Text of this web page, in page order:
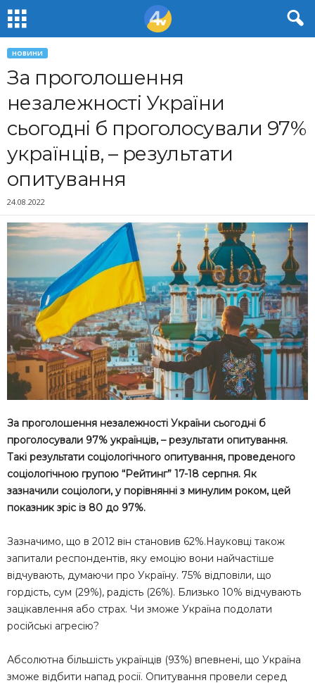
НОВИНИ
За проголошення
незалежності України
сьогодні б проголосували 97%
українців, – результати
опитування
24.08.2022
За проголошення незалежності України сьогодні б
проголосували 97% українців, – результати опитування.
Такі результати соціологічного опитування, проведеного
соціологічною групою “Рейтинг” 17-18 серпня. Як
зазначили соціологи, у порівнянні з минулим роком, цей
показник зріс із 80 до 97%.
Зазначимо, що в 2012 він становив 62%.Науковці також
запитали респондентів, яку емоцію вони найчастіше
відчувають, думаючи про Україну. 75% відповіли, що
гордість, сум (29%), радість (26%). Близько 10% відчувають
зацікавлення або страх. Чи зможе Україна подолати
російські агресію?
Абсолютна більшість українців (93%) впевнені, що Україна
зможе відбити напад росії. Опитування провели серед